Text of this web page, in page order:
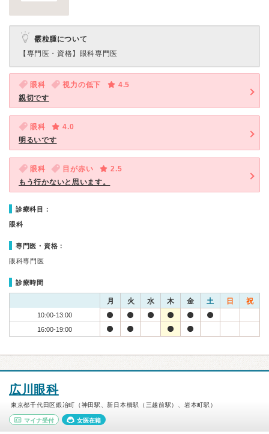
霰粒腫について
【専門医・資格】 眼科専門医
眼科 視力の低下
4.5
親切です
眼科
4.0
明るいです
眼科 目が赤い
2.5
もう行かないと思います。
診療科目：
眼科
専門医・資格：
眼科専門医
診療時間
月 火 水 木 金 土 日 祝
10:00-13:00
16:00-19:00
広川眼科
東京都千代田区鍛冶町（神田駅、新日本橋駅（三越前駅）、岩本町駅）
マイナ受付 女医在籍